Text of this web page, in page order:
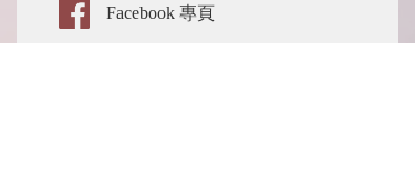
Facebook 專頁